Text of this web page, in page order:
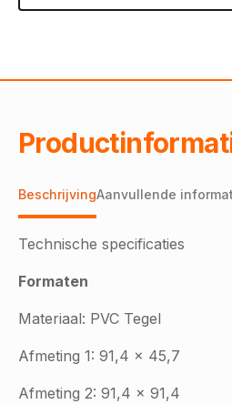
BeschrijvingAanvullende
Technische specificaties
Formaten
Materiaal: PVC Tegel
Afmeting 1: 91,4 x 45,7
Afmeting 2: 91,4 x 91,4